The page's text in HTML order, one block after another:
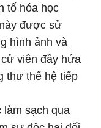
tố hóa học
được sử
hình ảnh và
viên đầy hứa
thư thế hệ tiếp
làm sạch qua